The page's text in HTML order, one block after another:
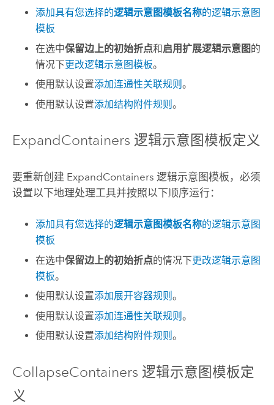
添加具有您选择的逻辑示意图模板名称的逻辑示意图
模板
在选中保留边上的初始折点和启用扩展逻辑示意图的
情况下更改逻辑示意图模板。
使用默认设置添加连通性关联规则。
使用默认设置添加结构附件规则。
ExpandContainers 逻辑示意图模板定义
要重新创建 ExpandContainers 逻辑示意图模板，必须
设置以下地理处理工具并按照以下顺序运行：
添加具有您选择的逻辑示意图模板名称的逻辑示意图
模板
在选中保留边上的初始折点的情况下更改逻辑示意图
模板。
使用默认设置添加展开容器规则。
使用默认设置添加连通性关联规则。
使用默认设置添加结构附件规则。
CollapseContainers 逻辑示意图模板定
义